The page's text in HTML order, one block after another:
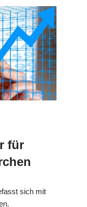
für
sich mit